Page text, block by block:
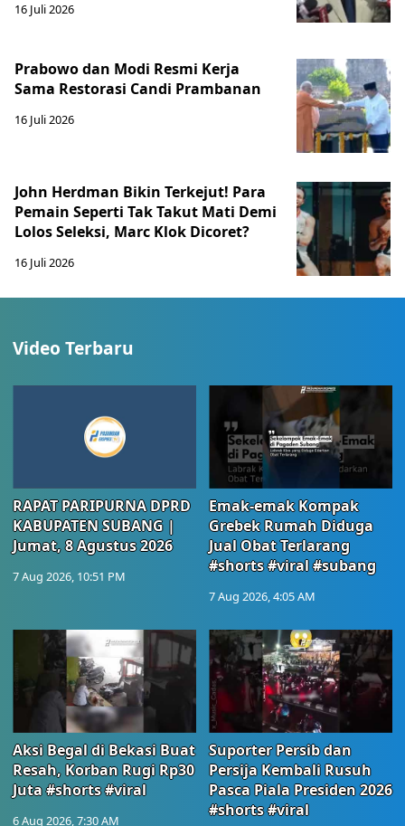
16 Juli 2026
Prabowo dan Modi Resmi Kerja
Sama Restorasi Candi Prambanan
16 Juli 2026
John Herdman Bikin Terkejut! Para
Pemain Seperti Tak Takut Mati Demi
Lolos Seleksi, Marc Klok Dicoret?
16 Juli 2026
Video Terbaru
RAPAT PARIPURNA DPRD
KABUPATEN SUBANG |
Jumat, 8 Agustus 2026
7 Aug 2026, 10:51 PM
Emak-emak Kompak
Grebek Rumah Diduga
Jual Obat Terlarang
#shorts #viral #subang
7 Aug 2026, 4:05 AM
Aksi Begal di Bekasi Buat
Resah, Korban Rugi Rp30
Juta #shorts #viral
6 Aug 2026, 7:30 AM
Suporter Persib dan
Persija Kembali Rusuh
Pasca Piala Presiden 2026
#shorts #viral